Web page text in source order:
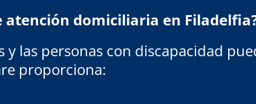
domiciliaria en
las personas con discapacidad
proporciona: